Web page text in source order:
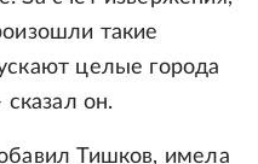
такие
целые города
он.
Тишков, имела